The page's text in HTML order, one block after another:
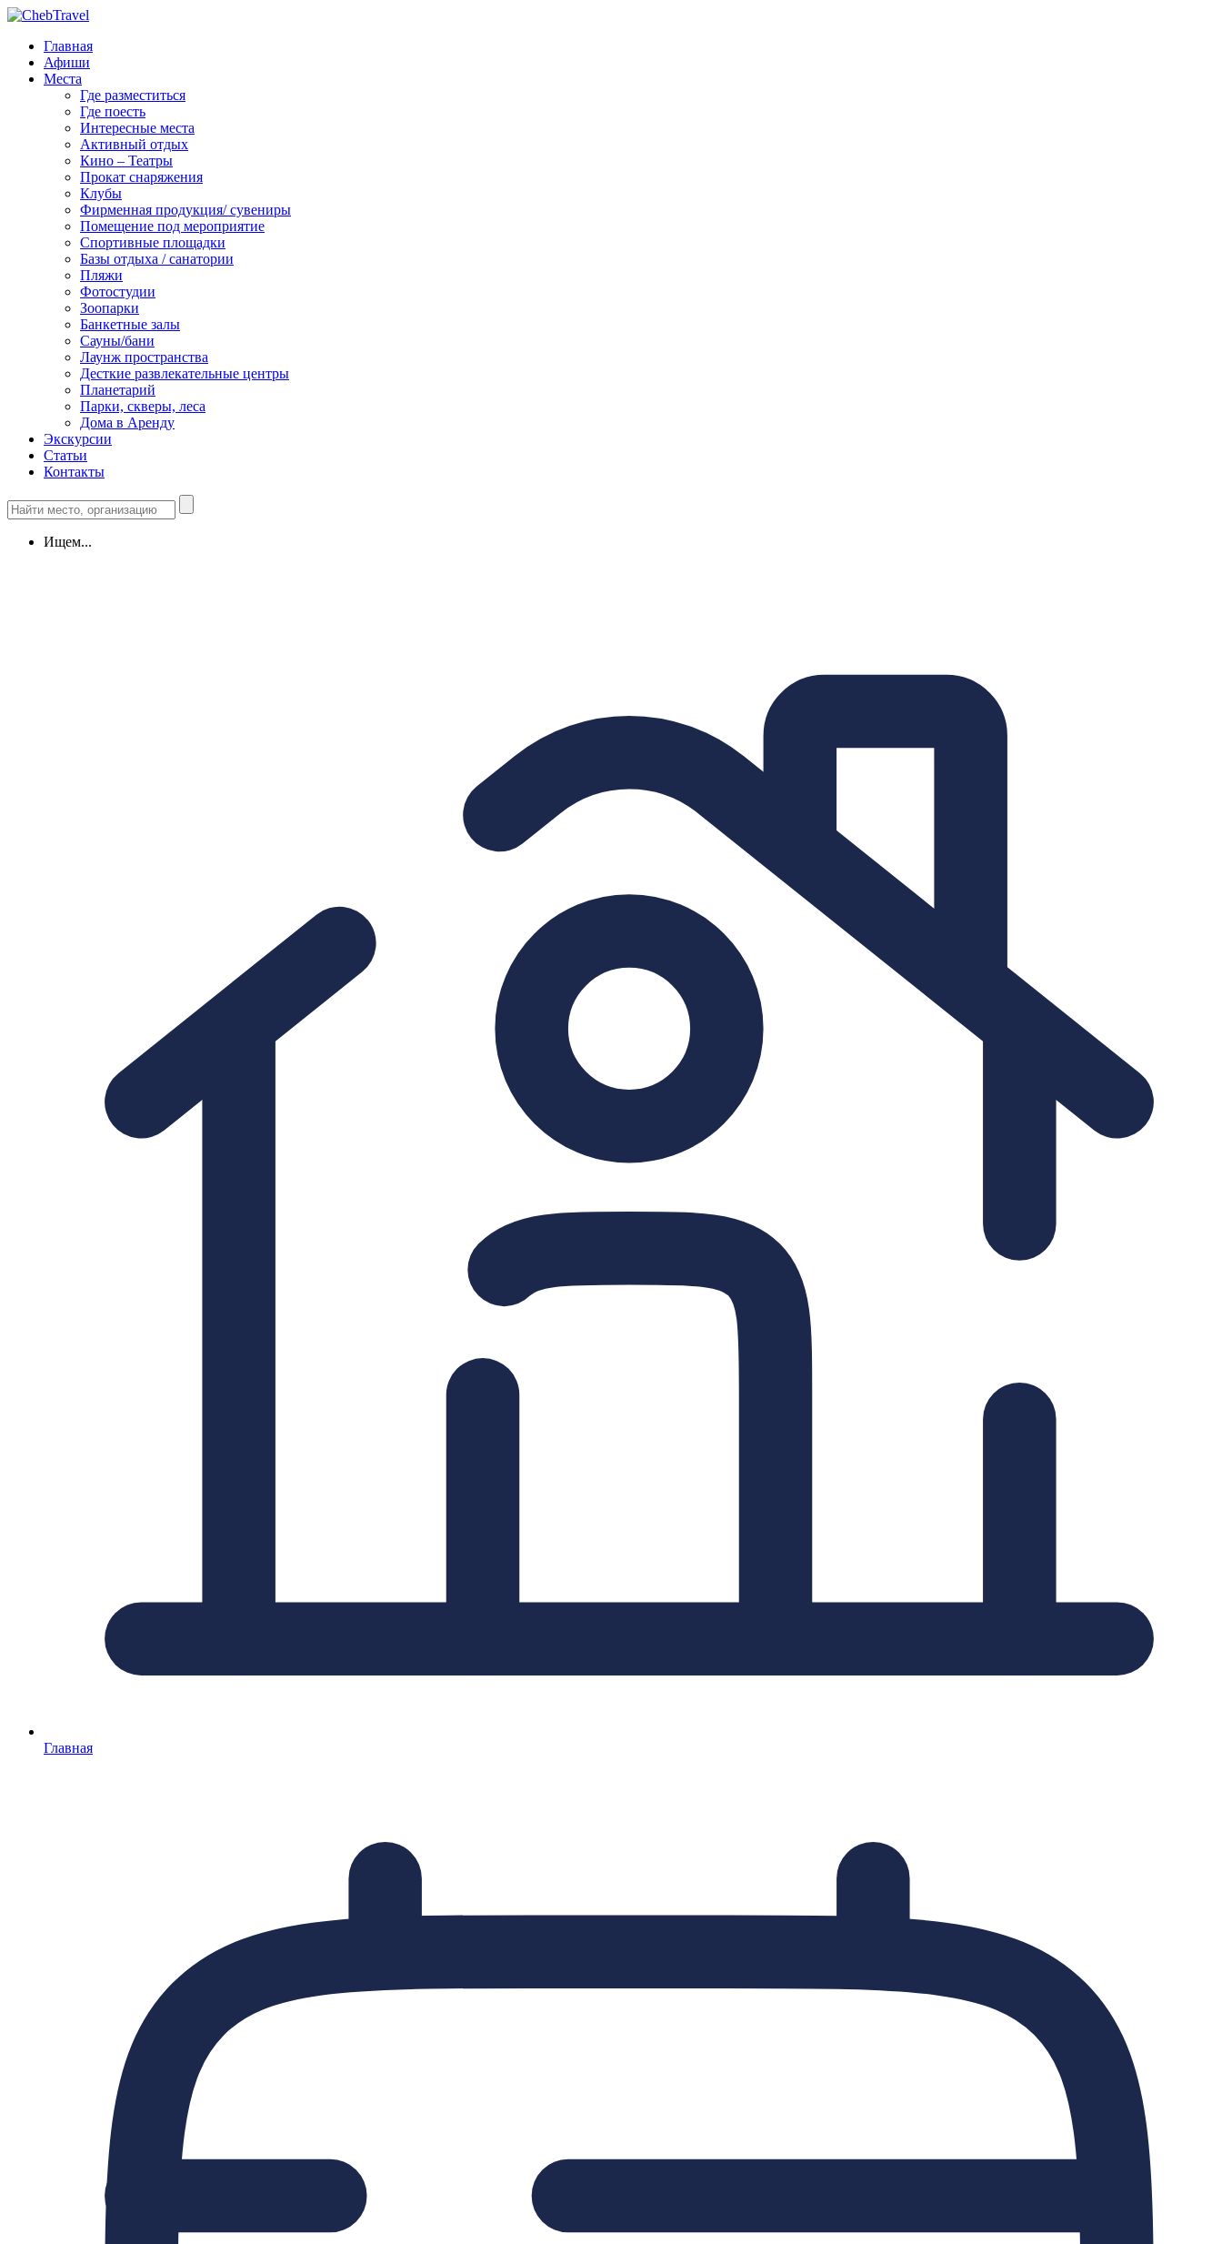
Главная
Афиши
Места
Где разместиться
Где поесть
Интересные места
Активный отдых
Кино – Театры
Прокат снаряжения
Клубы
Фирменная продукция/ сувениры
Помещение под мероприятие
Спортивные площадки
Базы отдыха / санатории
Пляжи
Фотостудии
Зоопарки
Банкетные залы
Сауны/бани
Лаунж пространства
Десткие развлекательные центры
Планетарий
Парки, скверы, леса
Дома в Аренду
Экскурсии
Статьи
Контакты
Ищем...
Главная